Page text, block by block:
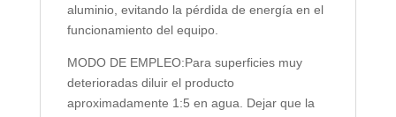
aluminio, evitando la pérdida de energía en el
funcionamiento del equipo.
MODO DE EMPLEO:Para superficies muy
deterioradas diluir el producto
aproximadamente 1:5 en agua. Dejar que la